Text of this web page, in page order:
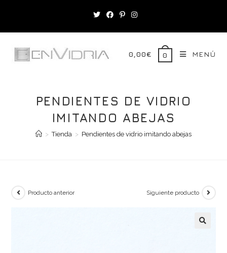
contenido
0,00€ 0 MENÚ
PENDIENTES DE VIDRIO
IMITANDO ABEJAS
> Tienda > Pendientes de vidrio imitando abejas
Producto anterior Siguiente producto